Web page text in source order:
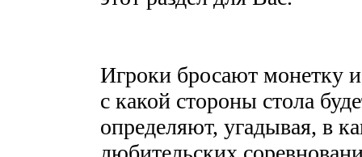
Игроки бросают монетку
с какой стороны стола
определяют, угадывая, в